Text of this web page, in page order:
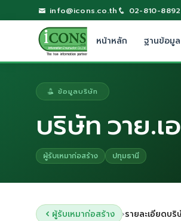
info@icons.co.th 02-810-
หน้าหลัก ฐานข้อมูล
ข้อมูลบริษัท
บริษัท วาย.เ
ผู้รับเหมาก่อสร้าง ปทุมธานี
ผู้รับเหมาก่อสร้าง ›รายละเอียดบริ